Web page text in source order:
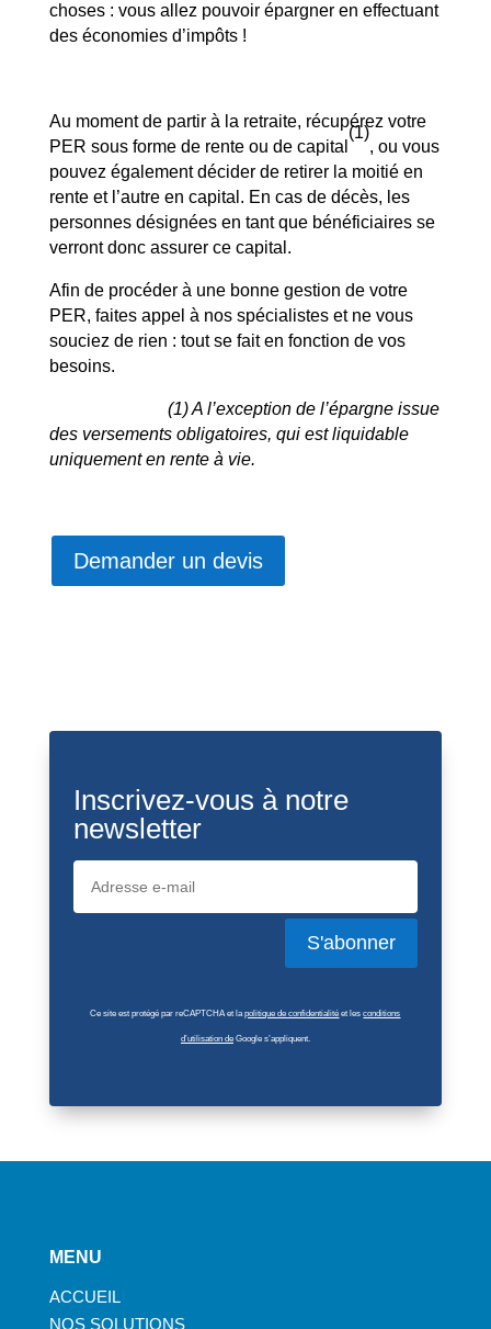
choses : vous allez pouvoir épargner en effectuant
des économies d’impôts !
Au moment de partir à la retraite, récupérez votre
PER sous forme de rente ou de capital
(1)
, ou vous
pouvez également décider de retirer la moitié en
rente et l’autre en capital. En cas de décès, les
personnes désignées en tant que bénéficiaires se
verront donc assurer ce capital.
Afin de procéder à une bonne gestion de votre
PER, faites appel à nos spécialistes et ne vous
souciez de rien : tout se fait en fonction de vos
besoins.
(1) A l’exception de l’épargne issue
des versements obligatoires, qui est liquidable
uniquement en rente à vie.
Demander un devis
Inscrivez-vous à notre
newsletter
S'abonner
Ce site est protégé par reCAPTCHA et lapolitique de confidentialité et lesconditions
d’utilisation deGoogle s’appliquent.
MENU
ACCUEIL
NOS SOLUTIONS